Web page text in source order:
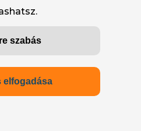
14.0 FHD+, AMD
szabás
elfogadása